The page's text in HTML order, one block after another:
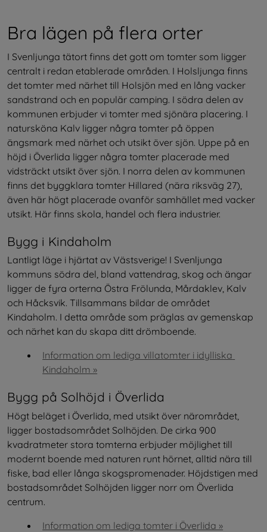
Bra lägen på flera orter
I Svenljunga tätort finns det gott om tomter som ligger
centralt i redan etablerade områden. I Holsljunga finns
det tomter med närhet till Holsjön med en lång vacker
sandstrand och en populär camping. I södra delen av
kommunen erbjuder vi tomter med sjönära placering. I
natursköna Kalv ligger några tomter på öppen
ängsmark med närhet och utsikt över sjön. Uppe på en
höjd i Överlida ligger några tomter placerade med
vidsträckt utsikt över sjön. I norra delen av kommunen
finns det byggklara tomter Hillared (nära riksväg 27),
även här högt placerade ovanför samhället med vacker
utsikt. Här finns skola, handel och flera industrier.
Bygg i Kindaholm
Lantligt läge i hjärtat av Västsverige! I Svenljunga
kommuns södra del, bland vattendrag, skog och ängar
ligger de fyra orterna Östra Frölunda, Mårdaklev, Kalv
och Håcksvik. Tillsammans bildar de området
Kindaholm. I detta område som präglas av gemenskap
och närhet kan du skapa ditt drömboende.
Information om lediga villatomter i idylliska
Kindaholm »
Bygg på Solhöjd i Överlida
Högt beläget i Överlida, med utsikt över närområdet,
ligger bostadsområdet Solhöjden. De cirka 900
kvadratmeter stora tomterna erbjuder möjlighet till
modernt boende med naturen runt hörnet, alltid nära till
fiske, bad eller långa skogspromenader. Höjdstigen med
bostadsområdet Solhöjden ligger norr om Överlida
centrum.
Information om lediga tomter i Överlida »